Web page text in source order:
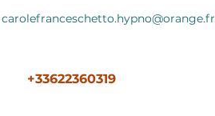
carolefranceschetto.hypno@orange.fr
+33622360319